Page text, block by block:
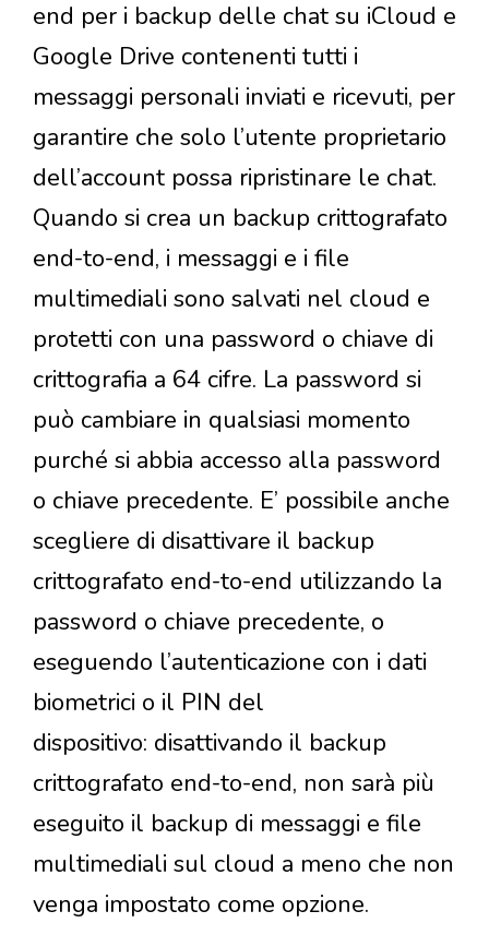
end per i backup delle chat su iCloud e
Google Drive contenenti tutti i
messaggi personali inviati e ricevuti, per
garantire che solo l’utente proprietario
dell’account possa ripristinare le chat.
Quando si crea un backup crittografato
end-to-end, i messaggi e i file
multimediali sono salvati nel cloud e
protetti con una password o chiave di
crittografia a 64 cifre. La password si
può cambiare in qualsiasi momento
purché si abbia accesso alla password
o chiave precedente. E’ possibile anche
scegliere di disattivare il backup
crittografato end-to-end utilizzando la
password o chiave precedente, o
eseguendo l’autenticazione con i dati
biometrici o il PIN del
dispositivo: disattivando il backup
crittografato end-to-end, non sarà più
eseguito il backup di messaggi e file
multimediali sul cloud a meno che non
venga impostato come opzione.